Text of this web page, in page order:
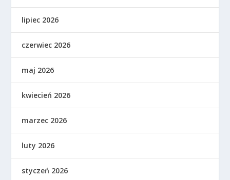
lipiec 2026
czerwiec 2026
maj 2026
kwiecień 2026
marzec 2026
luty 2026
styczeń 2026